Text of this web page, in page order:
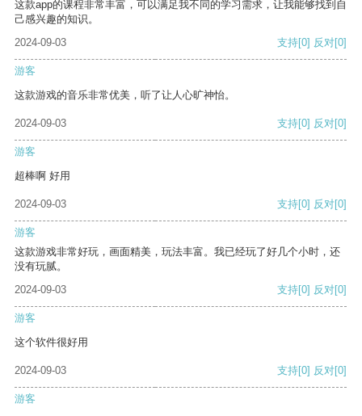
这款app的课程非常丰富，可以满足我不同的学习需求，让我能够找到自
己感兴趣的知识。
2024-09-03
支持[0] 反对[0]
游客
这款游戏的音乐非常优美，听了让人心旷神怡。
2024-09-03 支持[0] 反对[0]
游客
超棒啊 好用
2024-09-03 支持[0] 反对[0]
游客
这款游戏非常好玩，画面精美，玩法丰富。我已经玩了好几个小时，还
没有玩腻。
2024-09-03
支持[0] 反对[0]
游客
这个软件很好用
2024-09-03 支持[0] 反对[0]
游客